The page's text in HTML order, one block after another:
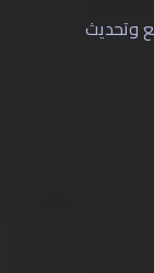
وتحديث